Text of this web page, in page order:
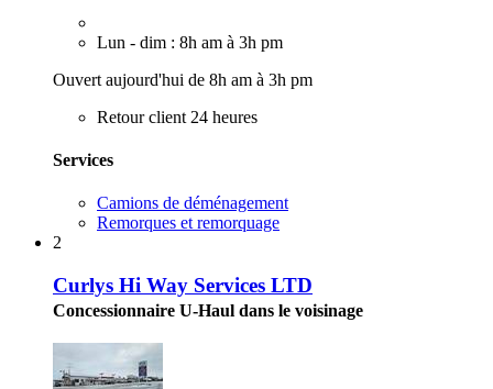
Lun - dim : 8h am à 3h pm
Ouvert aujourd'hui de 8h am à 3h pm
Retour client 24 heures
Services
Camions de déménagement
Remorques et remorquage
2
Curlys Hi Way Services LTD
Concessionnaire U-Haul dans le voisinage